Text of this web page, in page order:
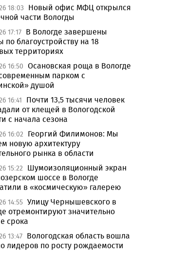
18:03
Новый офис МФЦ открылся
части Вологды
17:17 В Вологде завершены
по благоустройству на 18
территориях
16:50 Осановская роща в Вологде
парком с
душой
16:41
Почти 13,5 тысячи человек
от клещей в Вологодской
с начала сезона
16:02
Георгий Филимонов: Мы
новую архитектуру
рынка в области
15:22
Шумоизоляционный экран
шоссе в Вологде
в «космическую» галерею
14:55 Улицу Чернышевского в
отремонтируют значительно
срока
13:47 Вологодская область вошла
лидеров по росту рождаемости